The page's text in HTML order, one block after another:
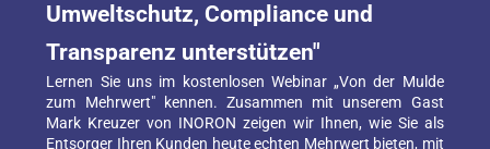
Umweltschutz, Compliance und
Transparenz unterstützen"
Lernen Sie uns im kostenlosen Webinar „Von der Mulde
zum Mehrwert" kennen. Zusammen mit unserem Gast
Mark Kreuzer von INORON zeigen wir Ihnen, wie Sie als
Entsorger Ihren Kunden heute echten Mehrwert bieten, mit